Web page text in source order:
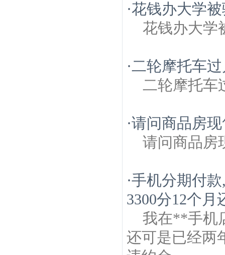
·花钱办大学
花钱办大学
·二轮摩托车
二轮摩托车
·请问商品房
请问商品房
·手机分期付
3300分12个月
我在**手机
还可是已经两